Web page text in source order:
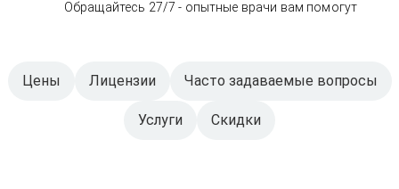
Обращайтесь 27/7 - опытные врачи вам помогут
Цены Лицензии Часто задаваемые вопросы
Услуги Скидки